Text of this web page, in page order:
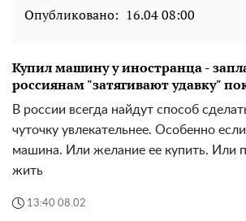
Опубликовано: 16.04 08:00
Купил машину у иностранца -
россиянам "затягивают удавку"
В россии всегда найдут способ
чуточку увлекательнее. Особенно
машина. Или желание ее купить. Или
жить
13:40 08.02